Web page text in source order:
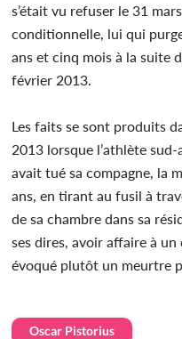
s’était vu refuser le 31
conditionnelle, lui qui
ans et cinq mois à la suite
février 2013.
Les faits se sont produits
2013 lorsque l’athlète
avait tué sa compagne, la
ans, en tirant au fusil à
de sa chambre dans sa
ses dires, avoir affaire à
évoqué plutôt un meurtre
Oscar Pistorius